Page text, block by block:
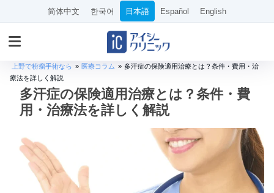
简体中文 한국어 日本語 Español English
上野で粉瘤手術なら » 医療コラム » 多汗症の保険適用治療とは？条件・費用・治
療法を詳しく解説
多汗症の保険適用治療とは？条件・費
用・治療法を詳しく解説